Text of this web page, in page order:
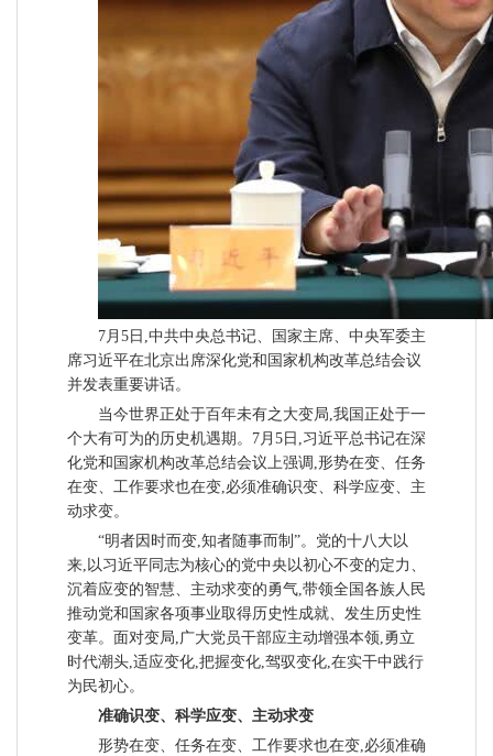
7月5日,中共中央总书记、国家主席、中央军委主
席习近平在北京出席深化党和国家机构改革总结会议
并发表重要讲话。
当今世界正处于百年未有之大变局,我国正处于一
个大有可为的历史机遇期。7月5日,习近平总书记在深
化党和国家机构改革总结会议上强调,形势在变、任务
在变、工作要求也在变,必须准确识变、科学应变、主
动求变。
“明者因时而变,知者随事而制”。党的十八大以
来,以习近平同志为核心的党中央以初心不变的定力、
沉着应变的智慧、主动求变的勇气,带领全国各族人民
推动党和国家各项事业取得历史性成就、发生历史性
变革。面对变局,广大党员干部应主动增强本领,勇立
时代潮头,适应变化,把握变化,驾驭变化,在实干中践行
为民初心。
准确识变、科学应变、主动求变
形势在变、任务在变、工作要求也在变,必须准确